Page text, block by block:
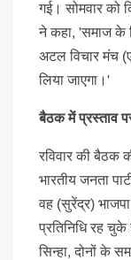
गई। सोमवार को
ने कहा, 'समाज के
अटल विचार मंच
लिया जाएगा।'
बैठक में प्रस्ताव
रविवार की बैठक
भारतीय जनता
वह (सुरेंद्र)
प्रतिनिधि रह
सिन्हा, दोनों के